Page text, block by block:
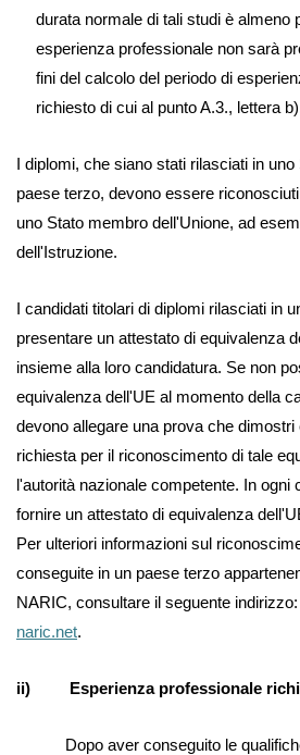
durata normale di tali studi è almeno
esperienza professionale non sarà
fini del calcolo del periodo di
richiesto di cui al punto A.3., lettera
I diplomi, che siano stati rilasciati in
paese terzo, devono essere
uno Stato membro dell'Unione, ad
dell'Istruzione.
I candidati titolari di diplomi rilasciati in
presentare un attestato di equivalenza
insieme alla loro candidatura. Se non
equivalenza dell'UE al momento della
devono allegare una prova che
richiesta per il riconoscimento di tale
l'autorità nazionale competente. In ogni
fornire un attestato di equivalenza
Per ulteriori informazioni sul
conseguite in un paese terzo
NARIC, consultare il seguente indirizzo:
naric.net.
ii) Esperienza professionale
Dopo aver conseguito le